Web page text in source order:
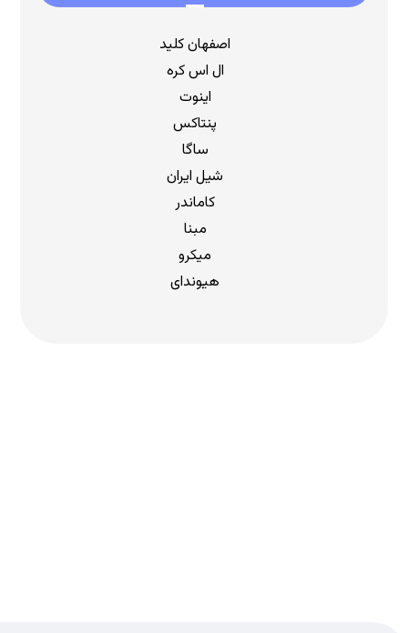
اصفهان کلید
ال اس کره
اینوت
پنتاکس
ساگا
شیل ایران
کاماندر
مبنا
میکرو
هیوندای